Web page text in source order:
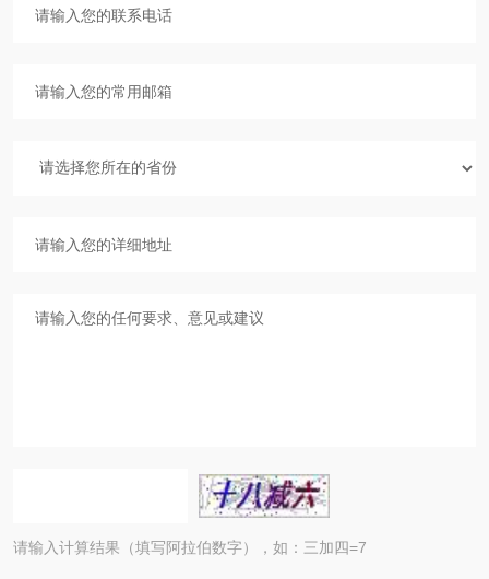
请输入计算结果（填写阿拉伯数字），如：三加四=7